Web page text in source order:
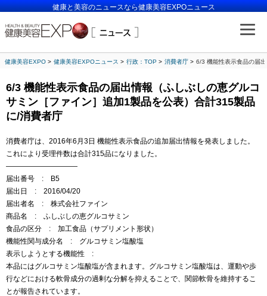
健康と美容のニュースなら健康美容EXPOニュース
健康美容EXPO 健康美容EXPOニュース 行政：TOP 消費者庁 6/3 機能性表示食品の届
6/3 機能性表示食品の届出情報（ふしぶしの恵グルコ
サミン［ファイン］追加1製品を公表）合計315製品
に/消費者庁
消費者庁は、2016年6月3日 機能性表示食品の追加届出情報を発表しました。
これにより受理件数は合計315品になりました。
——————————
届出番号 : B5
届出日 : 2016/04/20
届出者名 : 株式会社ファイン
商品名 : ふしぶしの恵グルコサミン
食品の区分 : 加工食品（サプリメント形状）
機能性関与成分名 : グルコサミン塩酸塩
表示しようとする機能性 :
本品にはグルコサミン塩酸塩が含まれます。グルコサミン塩酸塩は、運動や歩
行などにおける軟骨成分の過剰な分解を抑えることで、関節軟骨を維持するこ
とが報告されています。